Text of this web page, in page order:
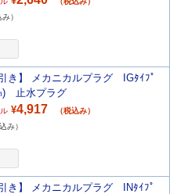
み）
き】 メカニカルプラグ IGﾀｲﾌﾟ
) 止水プラグ
¥4,917
（税込み）
み）
き】 メカニカルプラグ INﾀｲﾌﾟ